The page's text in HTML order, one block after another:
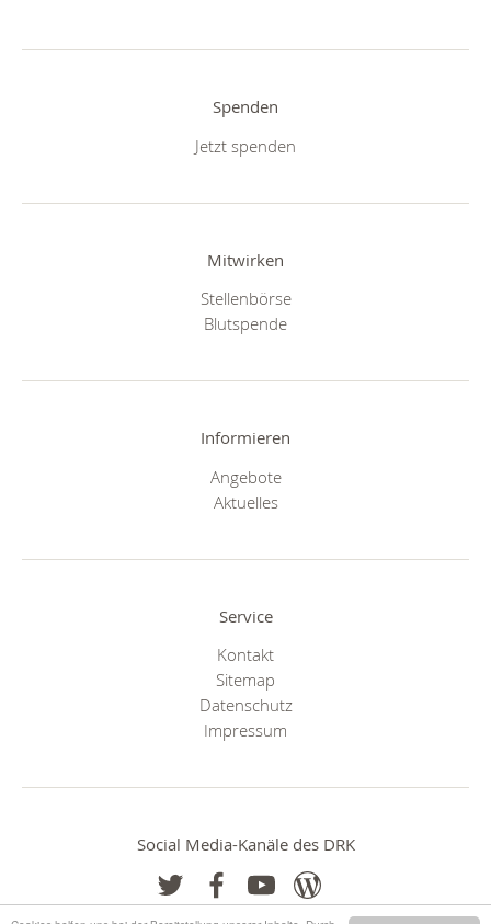
Spenden
Jetzt spenden
Mitwirken
Stellenbörse
Blutspende
Informieren
Angebote
Aktuelles
Service
Kontakt
Sitemap
Datenschutz
Impressum
Social Media-Kanäle des DRK